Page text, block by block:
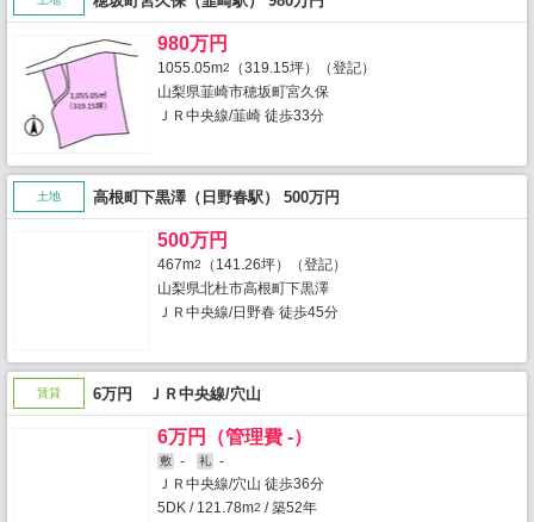
980万円
1055.05m2
（319.15坪）（登記）
山梨県韮崎市穂坂町宮久保
ＪＲ中央線/韮崎 徒歩33分
土地 高根町下黒澤（日野春駅） 500万円
500万円
467m2
（141.26坪）（登記）
山梨県北杜市高根町下黒澤
ＪＲ中央線/日野春 徒歩45分
賃貸 6万円 ＪＲ中央線/穴山
6万円（管理費 -）
敷 - 礼
-
ＪＲ中央線/穴山 徒歩36分
5DK / 121.78m2 / 築52年